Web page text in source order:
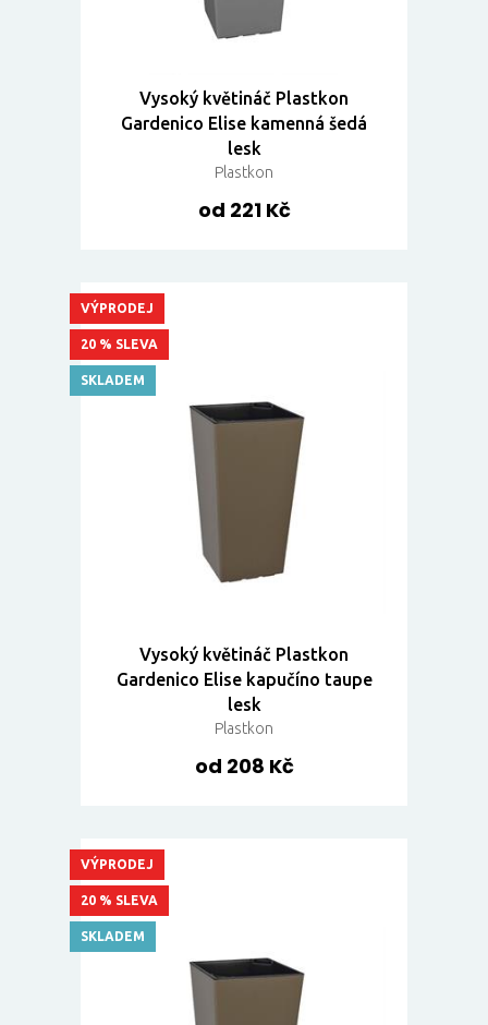
Vysoký květináč Plastkon
Gardenico Elise kamenná šedá
lesk
Plastkon
od 221 Kč
Vysoký květináč Plastkon
Gardenico Elise kapučíno taupe
lesk
Plastkon
od 208 Kč
VÝPRODEJ
20 % SLEVA
SKLADEM
VÝPRODEJ
20 % SLEVA
SKLADEM